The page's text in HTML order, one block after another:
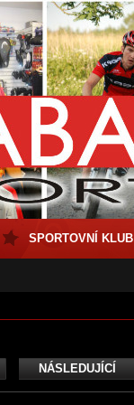
NÁSLEDUJÍCÍ
SPORTOVNÍ KLUB